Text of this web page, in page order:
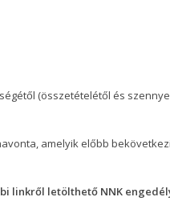
(összetételétől és
amelyik előbb
linkről letölthető NNK